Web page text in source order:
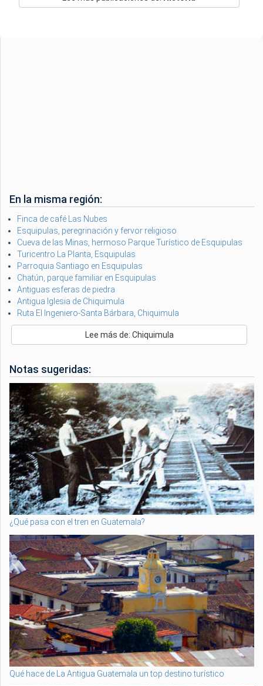
En la misma región:
Finca de café Las Nubes
Esquipulas, peregrinación y fervor religioso
Cueva de las Minas, hermoso Parque Turístico de Esquipulas
Turicentro La Planta, Esquipulas
Parroquia Santiago en Esquipulas
Chatún, parque familiar en Esquipulas
Antiguas esferas de piedra
Antigua Iglesia de Chiquimula
Ruta El Ingeniero-Santa Bárbara, Chiquimula
Lee más de: Chiquimula
Notas sugeridas:
¿Qué pasa con el tren en Guatemala?
Qué hace de La Antigua Guatemala un top destino turístico